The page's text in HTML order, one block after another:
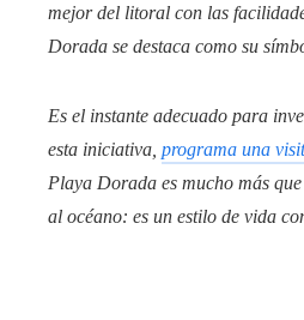
mejor del litoral con las
Dorada se destaca como su
Es el instante adecuado para
esta iniciativa, programa una
Playa Dorada es mucho más
al océano: es un estilo de vida